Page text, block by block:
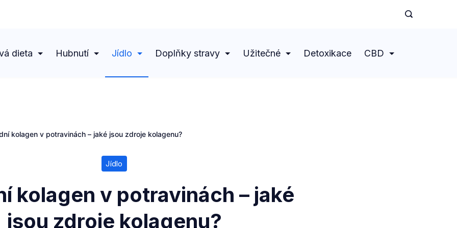
dieta Hubnutí Jídlo Doplňky stravy Užitečné Detoxikace CBD
kolagen v potravinách – jaké jsou zdroje kolagenu?
Jídlo
kolagen v potravinách – jaké
jsou zdroje kolagenu?